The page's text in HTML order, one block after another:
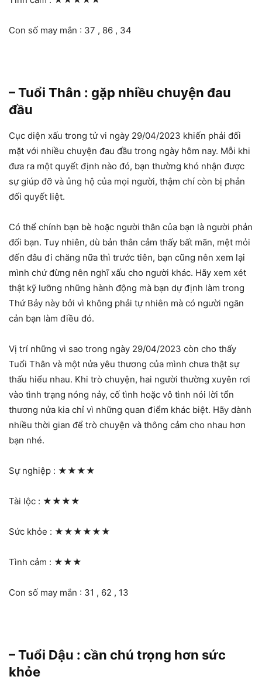
Con số may mắn : 37 , 86 , 34
– Tuổi Thân : gặp nhiều chuyện đau
đầu
Cục diện xấu trong tử vi ngày 29/04/2023 khiến phải đối
mặt với nhiều chuyện đau đầu trong ngày hôm nay. Mỗi khi
đưa ra một quyết định nào đó, bạn thường khó nhận được
sự giúp đỡ và ủng hộ của mọi người, thậm chí còn bị phản
đối quyết liệt.
Có thể chính bạn bè hoặc người thân của bạn là người phản
đối bạn. Tuy nhiên, dù bản thân cảm thấy bất mãn, mệt mỏi
đến đâu đi chăng nữa thì trước tiên, bạn cũng nên xem lại
mình chứ đừng nên nghĩ xấu cho người khác. Hãy xem xét
thật kỹ lưỡng những hành động mà bạn dự định làm trong
Thứ Bảy này bởi vì không phải tự nhiên mà có người ngăn
cản bạn làm điều đó.
Vị trí những vì sao trong ngày 29/04/2023 còn cho thấy
Tuổi Thân và một nửa yêu thương của mình chưa thật sự
thấu hiểu nhau. Khi trò chuyện, hai người thường xuyên rơi
vào tình trạng nóng nảy, cố tình hoặc vô tình nói lời tổn
thương nửa kia chỉ vì những quan điểm khác biệt. Hãy dành
nhiều thời gian để trò chuyện và thông cảm cho nhau hơn
bạn nhé.
Sự nghiệp : ★★★★
Tài lộc : ★★★★
Sức khỏe : ★★★★★★
Tình cảm : ★★★
Con số may mắn : 31 , 62 , 13
– Tuổi Dậu : cần chú trọng hơn sức
khỏe